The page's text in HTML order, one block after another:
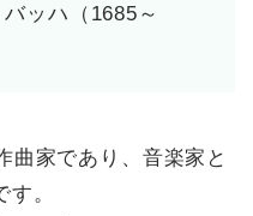
ッハ（1685～
曲家であり、音楽家と
。